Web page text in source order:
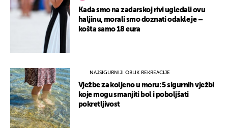
Kada smo na zadarskoj rivi ugledali ovu
haljinu, morali smo doznati odakle je –
košta samo 18 eura
NAJSIGURNIJI OBLIK REKREACIJE
Vježbe za koljeno u moru: 5 sigurnih vježbi
koje mogu smanjiti bol i poboljšati
pokretljivost